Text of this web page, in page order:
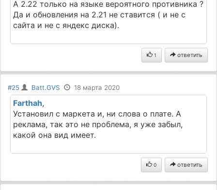
А 2.22 только на языке вероятного противника ?
Да и обновления на 2.21 не ставится ( и не с
сайта и не с яндекс диска).
1 ответить
#25 Batt.GVS 18 марта 2020
Farthah,
Установил с маркета и, ни слова о плате. А
реклама, так это не проблема, я уже забыл,
какой она вид имеет.
0 ответить